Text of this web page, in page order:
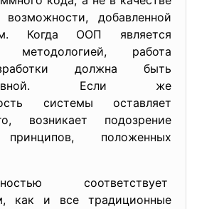
возможности, добавленной
Когда ООП является
методологией, работа
должна быть
Если же
системы оставляет
возникает подозрение
принципов, положенных
соответствует
как и все традиционные